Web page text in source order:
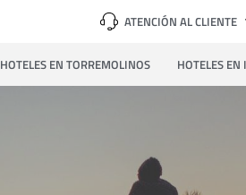
ATENCIÓN AL CLIENTE
HOTELES EN TORREMOLINOS HOTELES EN